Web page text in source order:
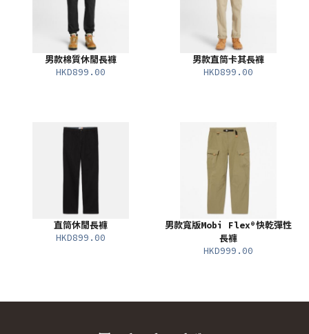
男款棉質休閒長褲
HKD899.00
男款直筒卡其長褲
HKD899.00
直筒休閒長褲
HKD899.00
男款寬版Mobi Flex®快乾彈性
長褲
HKD999.00